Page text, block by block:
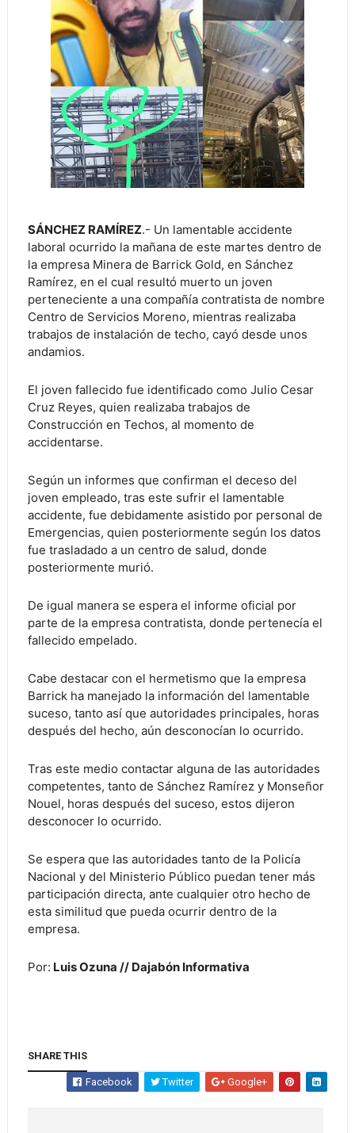
SÁNCHEZ RAMÍREZ.- Un lamentable accidente
laboral ocurrido la mañana de este martes dentro de
la empresa Minera de Barrick Gold, en Sánchez
Ramírez, en el cual resultó muerto un joven
perteneciente a una compañía contratista de nombre
Centro de Servicios Moreno, mientras realizaba
trabajos de instalación de techo, cayó desde unos
andamios.
El joven fallecido fue identificado como Julio Cesar
Cruz Reyes, quien realizaba trabajos de
Construcción en Techos, al momento de
accidentarse.
Según un informes que confirman el deceso del
joven empleado, tras este sufrir el lamentable
accidente, fue debidamente asistido por personal de
Emergencias, quien posteriormente según los datos
fue trasladado a un centro de salud, donde
posteriormente murió.
De igual manera se espera el informe oficial por
parte de la empresa contratista, donde pertenecía el
fallecido empelado.
Cabe destacar con el hermetismo que la empresa
Barrick ha manejado la información del lamentable
suceso, tanto así que autoridades principales, horas
después del hecho, aún desconocían lo ocurrido.
Tras este medio contactar alguna de las autoridades
competentes, tanto de Sánchez Ramírez y Monseñor
Nouel, horas después del suceso, estos dijeron
desconocer lo ocurrido.
Se espera que las autoridades tanto de la Policía
Nacional y del Ministerio Público puedan tener más
participación directa, ante cualquier otro hecho de
esta similitud que pueda ocurrir dentro de la
empresa.
Por: Luis Ozuna // Dajabón Informativa
SHARE THIS
Facebook Twitter Google+